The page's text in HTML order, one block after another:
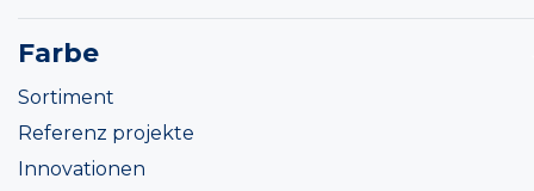
Farbe
Sortiment
Referenz projekte
Innovationen